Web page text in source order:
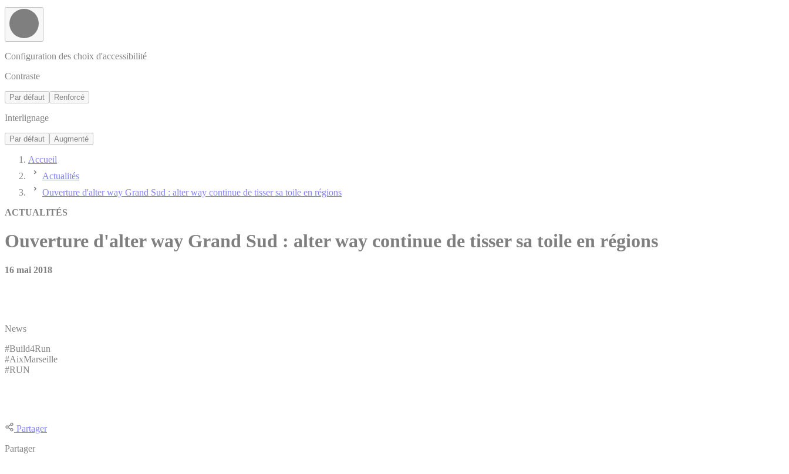
Configuration des choix d'accessibilité
Contraste
Par défaut Renforcé
Interlignage
Par défaut Augmenté
Accueil
Actualités
Ouverture d'alter way Grand Sud : alter way continue de tisser sa toile en régions
ACTUALITÉS
Ouverture d'alter way Grand Sud : alter way continue de tisser sa toile en régions
16 mai 2018
News
#Build4Run
#AixMarseille
#RUN
Partager
Partager